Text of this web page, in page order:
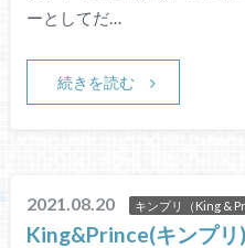
ーとしてだ…
続きを読む
2021.08.20 キンプリ（King &
King&Prince(キンプ